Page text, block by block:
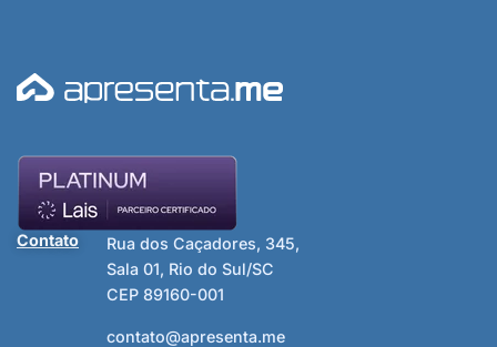
Contato
Rua dos Caçadores, 345,
Sala 01, Rio do Sul/SC
CEP 89160-001
contato@apresenta.me